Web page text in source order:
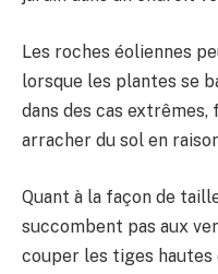
Les roches éoliennes
lorsque les plantes se
dans des cas
arracher du sol en
Quant à la façon de
succombent pas aux
couper les tiges hautes